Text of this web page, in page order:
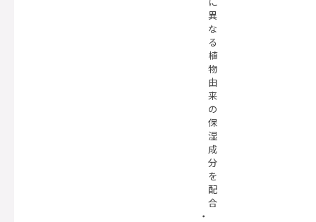
異
な
る
植
物
由
来
の
保
湿
成
分
を
配
合